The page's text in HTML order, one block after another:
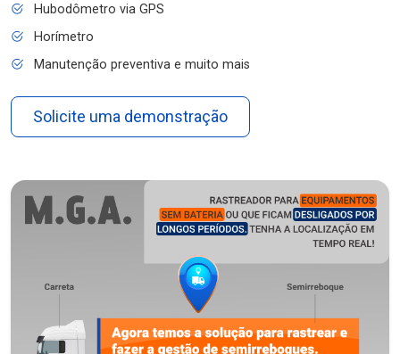
Hubodômetro via GPS
Horímetro
Manutenção preventiva e muito mais
Solicite uma demonstração